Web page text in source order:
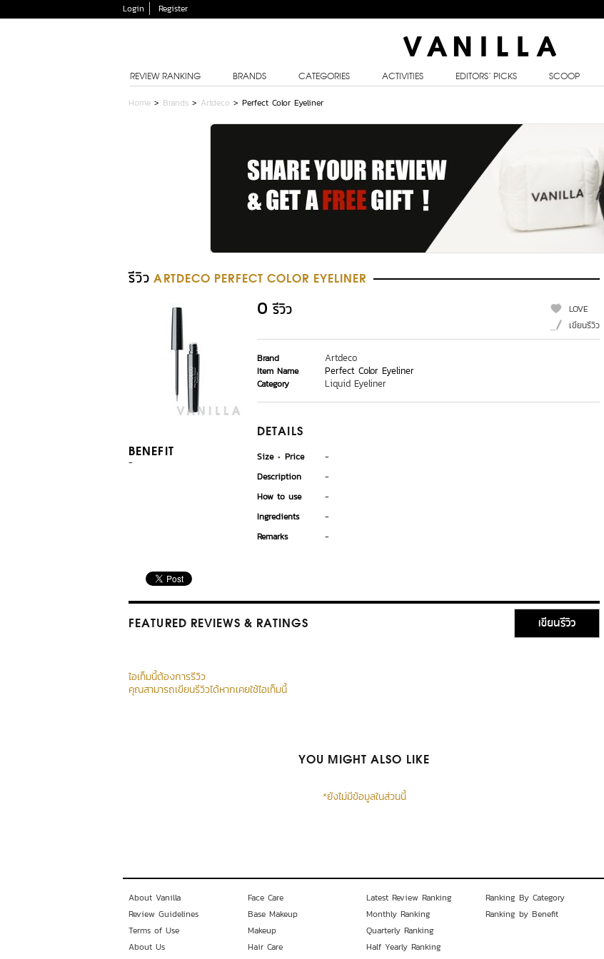
Login Register
REVIEW RANKING BRANDS CATEGORIES ACTIVITIES EDITORS’ PICKS SCOOP
Home > Brands > Artdeco > Perfect Color Eyeliner
รีวิว ARTDECO PERFECT COLOR EYELINER
BENEFIT
-
0 รีวิว
LOVE
เขียนรีวิว
Brand Artdeco
Item Name Perfect Color Eyeliner
Category Liquid Eyeliner
DETAILS
Size Price
-
Description
-
How to use
-
Ingredients
-
Remarks
-
FEATURED REVIEWS & RATINGS เขียนรีวิว
ไอเท็มนี้ต้องการรีวิว
คุณสามารถเขียนรีวิวได้หากเคยใช้ไอเท็มนี้
YOU MIGHT ALSO LIKE
*ยังไม่มีข้อมูลในส่วนนี้
About Vanilla
Review Guidelines
Terms of Use
About Us
Face Care
Base Makeup
Makeup
Hair Care
Latest Review Ranking
Monthly Ranking
Quarterly Ranking
Half Yearly Ranking
Ranking By Category
Ranking by Benefit